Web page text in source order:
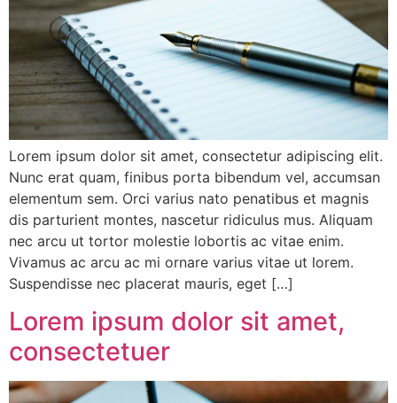
Lorem ipsum dolor sit amet, consectetur adipiscing elit.
Nunc erat quam, finibus porta bibendum vel, accumsan
elementum sem. Orci varius nato penatibus et magnis
dis parturient montes, nascetur ridiculus mus. Aliquam
nec arcu ut tortor molestie lobortis ac vitae enim.
Vivamus ac arcu ac mi ornare varius vitae ut lorem.
Suspendisse nec placerat mauris, eget […]
Lorem ipsum dolor sit amet,
consectetuer